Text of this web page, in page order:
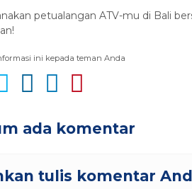
petualangan ATV-mu di Bali
ini kepada teman Anda
ada komentar
tulis komentar